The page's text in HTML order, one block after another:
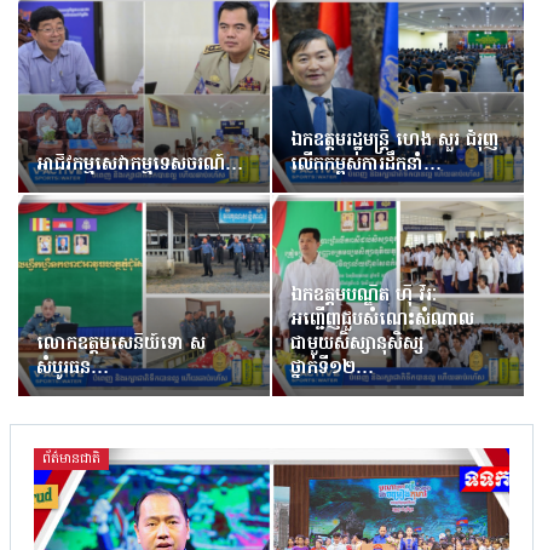
អាជីវកម្មសេវាកម្មទេសចរណ៍…
ឯកឧត្តមរដ្ឋមន្រ្តី ហេង សួរ ជំរុញ
លើកកម្ពស់ការដឹកនាំ…
លោកឧត្តមសេនីយ៍ទោ ស
សំបូរធន…
ឯកឧត្តមបណ្ឌិត ហ៊ឺ វីរៈ
អញ្ជើញជួបសំណេះសំណាល
ជាមួយសិស្សានុសិស្ស
ថ្នាក់ទី១២…
ព័ត៌មានជាតិ